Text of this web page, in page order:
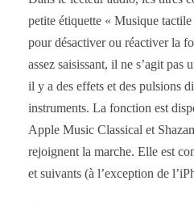
petite étiquette « Musique
pour désactiver ou réactiver la
assez saisissant, il ne s’agit pas
il y a des effets et des pulsions
instruments. La fonction est
Apple Music Classical et
rejoignent la marche. Elle est
et suivants (à l’exception de